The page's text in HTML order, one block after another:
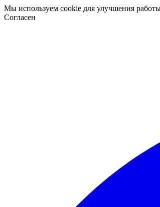
Мы используем cookie для улучшения
Согласен